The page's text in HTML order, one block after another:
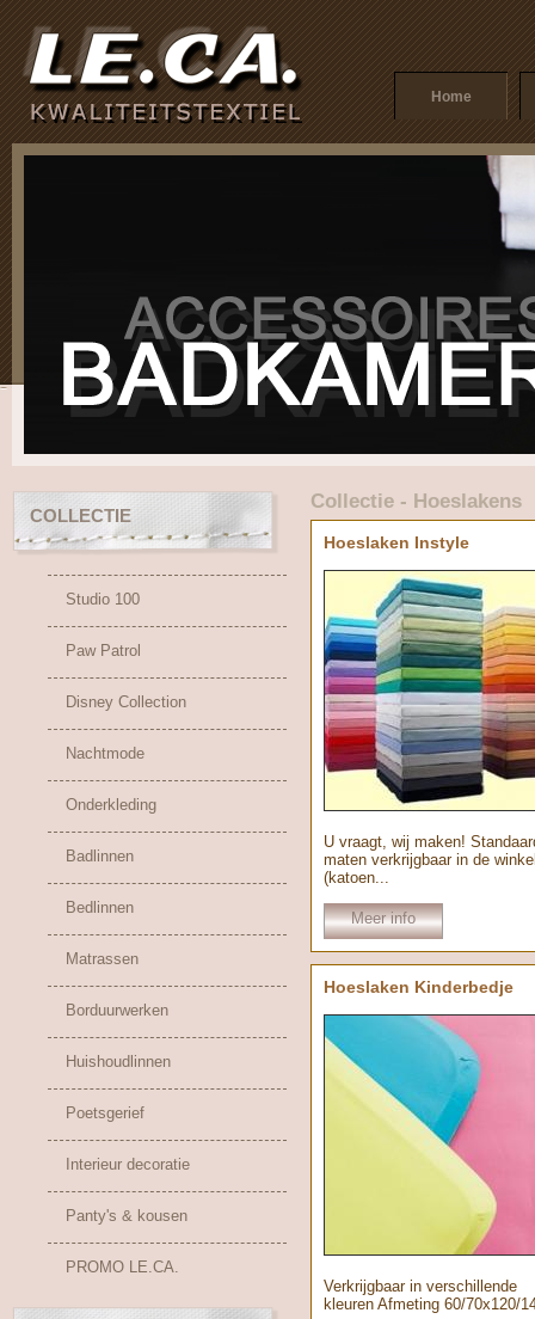
Home
COLLECTIE
Studio 100
Paw Patrol
Disney Collection
Nachtmode
Onderkleding
Badlinnen
Bedlinnen
Matrassen
Borduurwerken
Huishoudlinnen
Poetsgerief
Interieur decoratie
Panty's & kousen
PROMO LE.CA.
Collectie - Hoeslakens
Hoeslaken Instyle
U vraagt, wij maken!
maten verkrijgbaar in de
(katoen...
Meer info
Hoeslaken Kinderbedje
Verkrijgbaar in verschillende
kleuren Afmeting 60/70x120/